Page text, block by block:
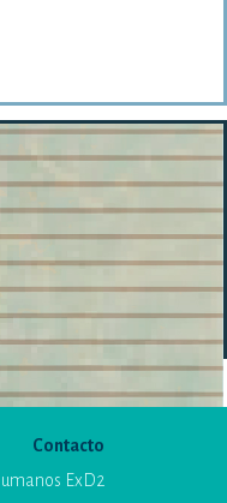
Contacto
ExD2